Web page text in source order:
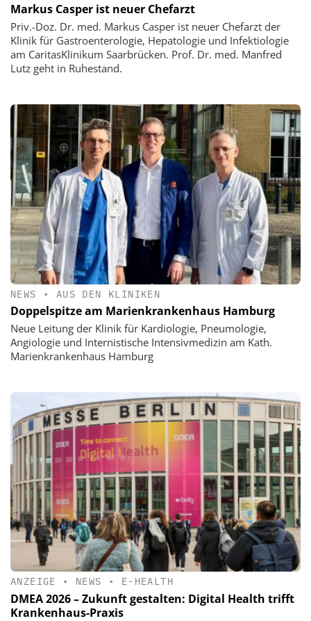
Markus Casper ist neuer Chefarzt
Priv.-Doz. Dr. med. Markus Casper ist neuer Chefarzt der
Klinik für Gastroenterologie, Hepatologie und Infektiologie
am CaritasKlinikum Saarbrücken. Prof. Dr. med. Manfred
Lutz geht in Ruhestand.
NEWS • AUS DEN KLINIKEN
Doppelspitze am Marienkrankenhaus Hamburg
Neue Leitung der Klinik für Kardiologie, Pneumologie,
Angiologie und Internistische Intensivmedizin am Kath.
Marienkrankenhaus Hamburg
ANZEIGE • NEWS • E-HEALTH
DMEA 2026 – Zukunft gestalten: Digital Health trifft
Krankenhaus-Praxis